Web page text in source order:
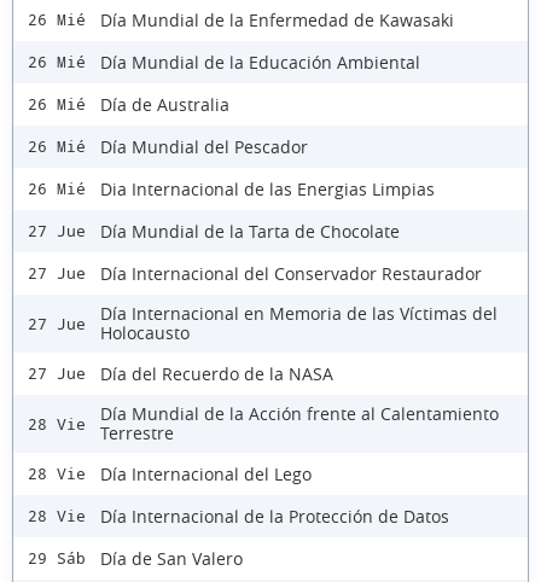
26 Mié Día Mundial de la Enfermedad de Kawasaki
26 Mié Día Mundial de la Educación Ambiental
26 Mié Día de Australia
26 Mié Día Mundial del Pescador
26 Mié Dia Internacional de las Energias Limpias
27 Jue Día Mundial de la Tarta de Chocolate
27 Jue Día Internacional del Conservador Restaurador
27 Jue
Día Internacional en Memoria de las Víctimas del
Holocausto
27 Jue Día del Recuerdo de la NASA
28 Vie
Día Mundial de la Acción frente al Calentamiento
Terrestre
28 Vie Día Internacional del Lego
28 Vie Día Internacional de la Protección de Datos
29 Sáb Día de San Valero